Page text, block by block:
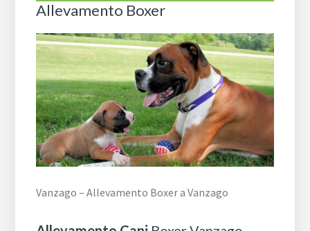
Allevamento Boxer
Vanzago – Allevamento Boxer a Vanzago